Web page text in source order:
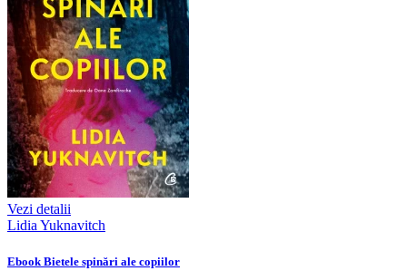
Vezi detalii
Lidia Yuknavitch
Ebook Bietele spinări ale copiilor